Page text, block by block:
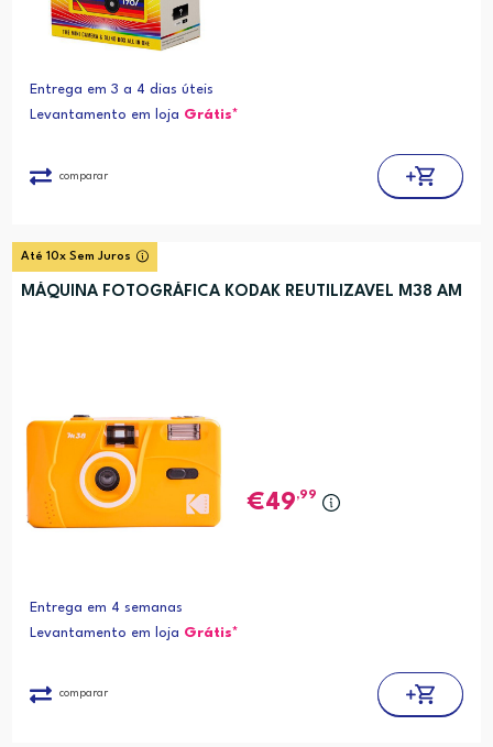
Entrega em 3 a 4 dias úteis
Levantamento em loja Grátis*
comparar
Até 10x Sem Juros
MÁQUINA FOTOGRÁFICA KODAK REUTILIZAVEL M38 AM
49,99
Entrega em 4 semanas
Levantamento em loja Grátis*
comparar